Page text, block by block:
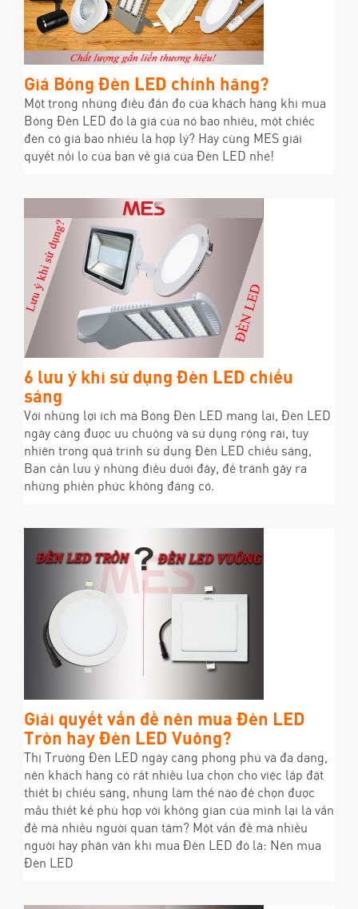
Giá Bóng Đèn LED chính hãng?
Một trong những điều đắn đo của khách hàng khi mua
Bóng Đèn LED đó là giá của nó bao nhiêu, một chiếc
đèn có giá bao nhiêu là hợp lý? Hãy cùng MES giải
quyết nổi lo của bạn về giá của Đèn LED nhé!
6 lưu ý khi sử dụng Đèn LED chiếu
sáng
Với những lợi ích mà Bóng Đèn LED mang lại, Đèn LED
ngày càng được ưu chuộng và sử dụng rộng rãi, tuy
nhiên trong quá trình sử dụng Đèn LED chiếu sáng,
Bạn cần lưu ý những điều dưới đây, để tránh gây ra
những phiền phức không đáng có.
Giải quyết vấn đề nên mua Đèn LED
Tròn hay Đèn LED Vuông?
Thị Trường Đèn LED ngày càng phong phú và đa dạng,
nên khách hàng có rất nhiều lựa chọn cho việc lắp đặt
thiết bị chiếu sáng, nhưng làm thế nào để chọn được
mẫu thiết kế phù hợp với không gian của mình lại là vấn
đề mà nhiều người quan tâm? Một vấn đề mà nhiều
người hay phân vân khi mua Đèn LED đó là: Nên mua
Đèn LED